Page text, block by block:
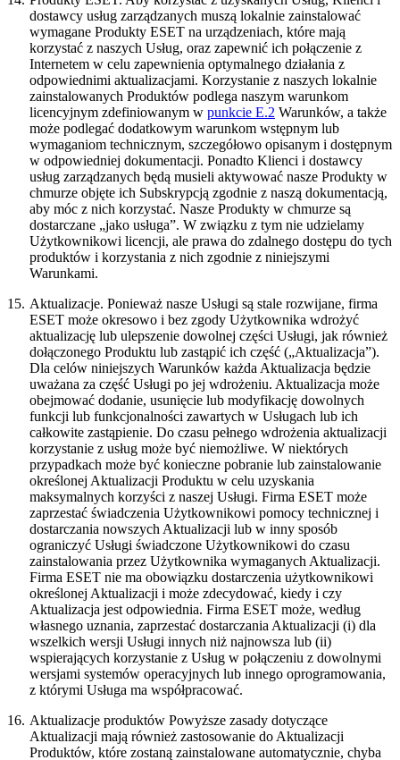
dostawcy usług zarządzanych muszą lokalnie zainstalować
wymagane Produkty ESET na urządzeniach, które mają
korzystać z naszych Usług, oraz zapewnić ich połączenie z
Internetem w celu zapewnienia optymalnego działania z
odpowiednimi aktualizacjami. Korzystanie z naszych lokalnie
zainstalowanych Produktów podlega naszym warunkom
licencyjnym zdefiniowanym w punkcie E.2 Warunków, a także
może podlegać dodatkowym warunkom wstępnym lub
wymaganiom technicznym, szczegółowo opisanym i dostępnym
w odpowiedniej dokumentacji. Ponadto Klienci i dostawcy
usług zarządzanych będą musieli aktywować nasze Produkty w
chmurze objęte ich Subskrypcją zgodnie z naszą dokumentacją,
aby móc z nich korzystać. Nasze Produkty w chmurze są
dostarczane „jako usługa”. W związku z tym nie udzielamy
Użytkownikowi licencji, ale prawa do zdalnego dostępu do tych
produktów i korzystania z nich zgodnie z niniejszymi
Warunkami.
15. Aktualizacje. Ponieważ nasze Usługi są stale rozwijane, firma
ESET może okresowo i bez zgody Użytkownika wdrożyć
aktualizację lub ulepszenie dowolnej części Usługi, jak również
dołączonego Produktu lub zastąpić ich część („Aktualizacja”).
Dla celów niniejszych Warunków każda Aktualizacja będzie
uważana za część Usługi po jej wdrożeniu. Aktualizacja może
obejmować dodanie, usunięcie lub modyfikację dowolnych
funkcji lub funkcjonalności zawartych w Usługach lub ich
całkowite zastąpienie. Do czasu pełnego wdrożenia aktualizacji
korzystanie z usług może być niemożliwe. W niektórych
przypadkach może być konieczne pobranie lub zainstalowanie
określonej Aktualizacji Produktu w celu uzyskania
maksymalnych korzyści z naszej Usługi. Firma ESET może
zaprzestać świadczenia Użytkownikowi pomocy technicznej i
dostarczania nowszych Aktualizacji lub w inny sposób
ograniczyć Usługi świadczone Użytkownikowi do czasu
zainstalowania przez Użytkownika wymaganych Aktualizacji.
Firma ESET nie ma obowiązku dostarczenia użytkownikowi
określonej Aktualizacji i może zdecydować, kiedy i czy
Aktualizacja jest odpowiednia. Firma ESET może, według
własnego uznania, zaprzestać dostarczania Aktualizacji (i) dla
wszelkich wersji Usługi innych niż najnowsza lub (ii)
wspierających korzystanie z Usług w połączeniu z dowolnymi
wersjami systemów operacyjnych lub innego oprogramowania,
z którymi Usługa ma współpracować.
16. Aktualizacje produktów Powyższe zasady dotyczące
Aktualizacji mają również zastosowanie do Aktualizacji
Produktów, które zostaną zainstalowane automatycznie, chyba